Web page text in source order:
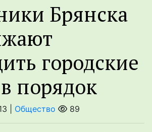
Брянска
городские
порядок
| Общество 89